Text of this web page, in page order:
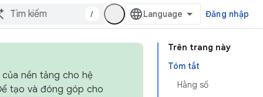
/ Đăng nhập
Trên trang này
Tóm tắt
Hằng số
nền tảng cho hệ
tạo và đóng góp cho